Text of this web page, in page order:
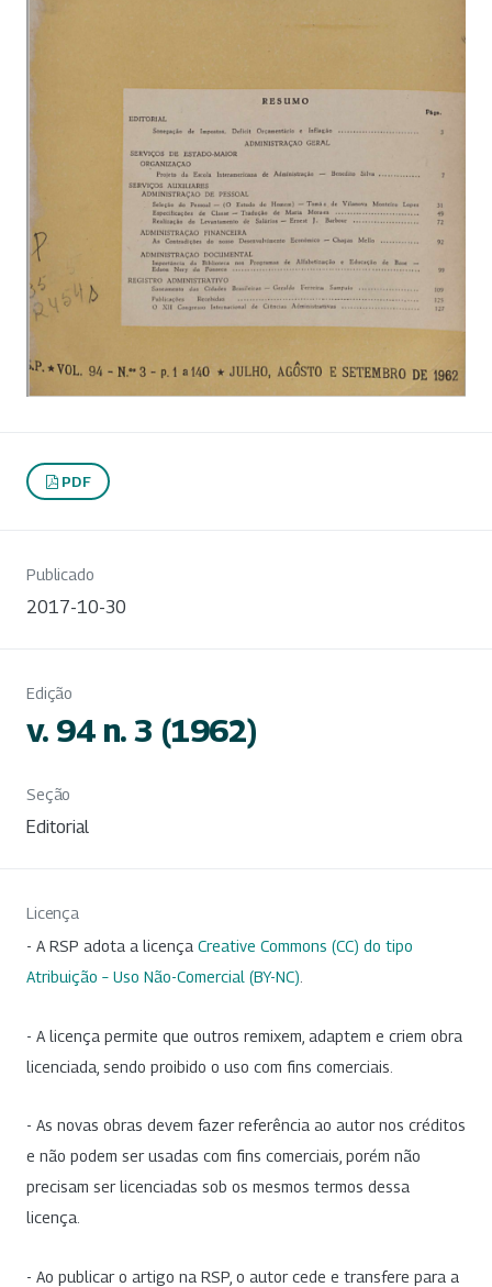
PDF
Publicado
2017-10-30
Edição
v. 94 n. 3 (1962)
Seção
Editorial
Licença
- A RSP adota a licença Creative Commons (CC) do tipo
Atribuição – Uso Não-Comercial (BY-NC)
- A licença permite que outros remixem, adaptem e criem obra
licenciada, sendo proibido o uso com fins comerciais.
- As novas obras devem fazer referência ao autor nos créditos
e não podem ser usadas com fins comerciais, porém não
precisam ser licenciadas sob os mesmos termos dessa
licença.
- Ao publicar o artigo na RSP, o autor cede e transfere para a